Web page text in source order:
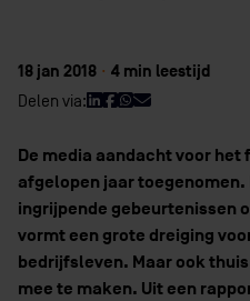
18 jan 2018 · 4 min leestijd
Delen via:
De media aandacht voor
afgelopen jaar toegenomen.
ingrijpende gebeurtenissen
vormt een grote dreiging
bedrijfsleven. Maar ook
mee te maken. Uit een